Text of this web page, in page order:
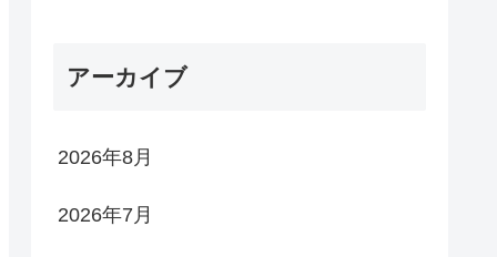
アーカイブ
2026年8月
2026年7月